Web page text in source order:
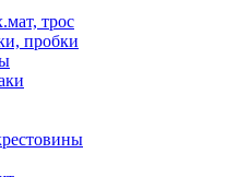
трос
пробки